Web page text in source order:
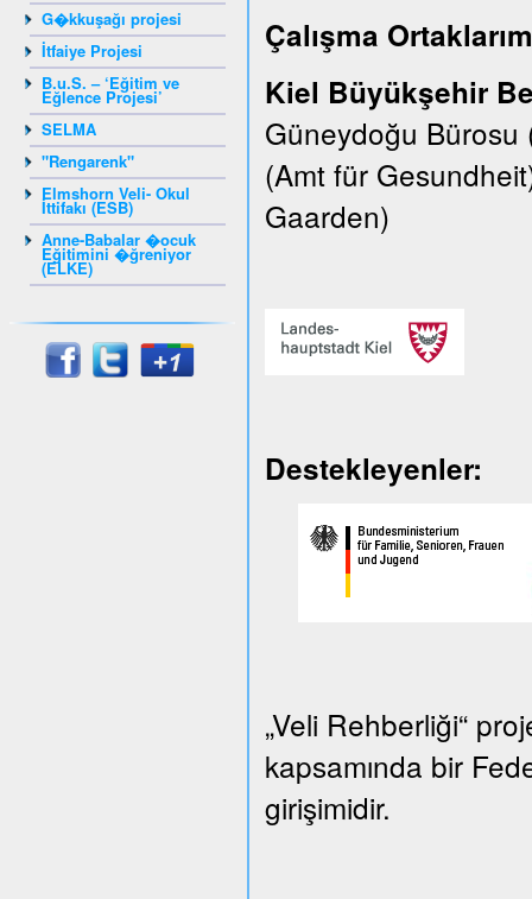
G�kkuşağı projesi
İtfaiye Projesi
B.u.S. – ‘Eğitim ve
Eğlence Projesi’
SELMA
"Rengarenk"
Elmshorn Veli- Okul
İttifakı (ESB)
Anne-Babalar �ocuk
Eğitimini �ğreniyor
(ELKE)
Çalışma
Kiel Büyükşehir
Güneydoğu Bürosu
(Amt für
Gaarden)
Destekleyenler:
„Veli Rehberliği“
kapsamında bir
girişimidir.